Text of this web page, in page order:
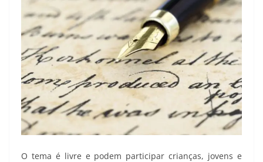
O tema é livre e podem participar crianças, jovens e